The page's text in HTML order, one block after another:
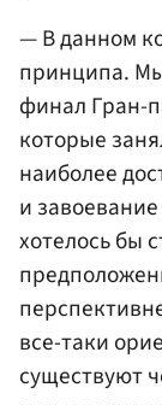
— В данном
принципа.
финал Гран-
которые
наиболее
и
хотелось бы
все-таки
существуют